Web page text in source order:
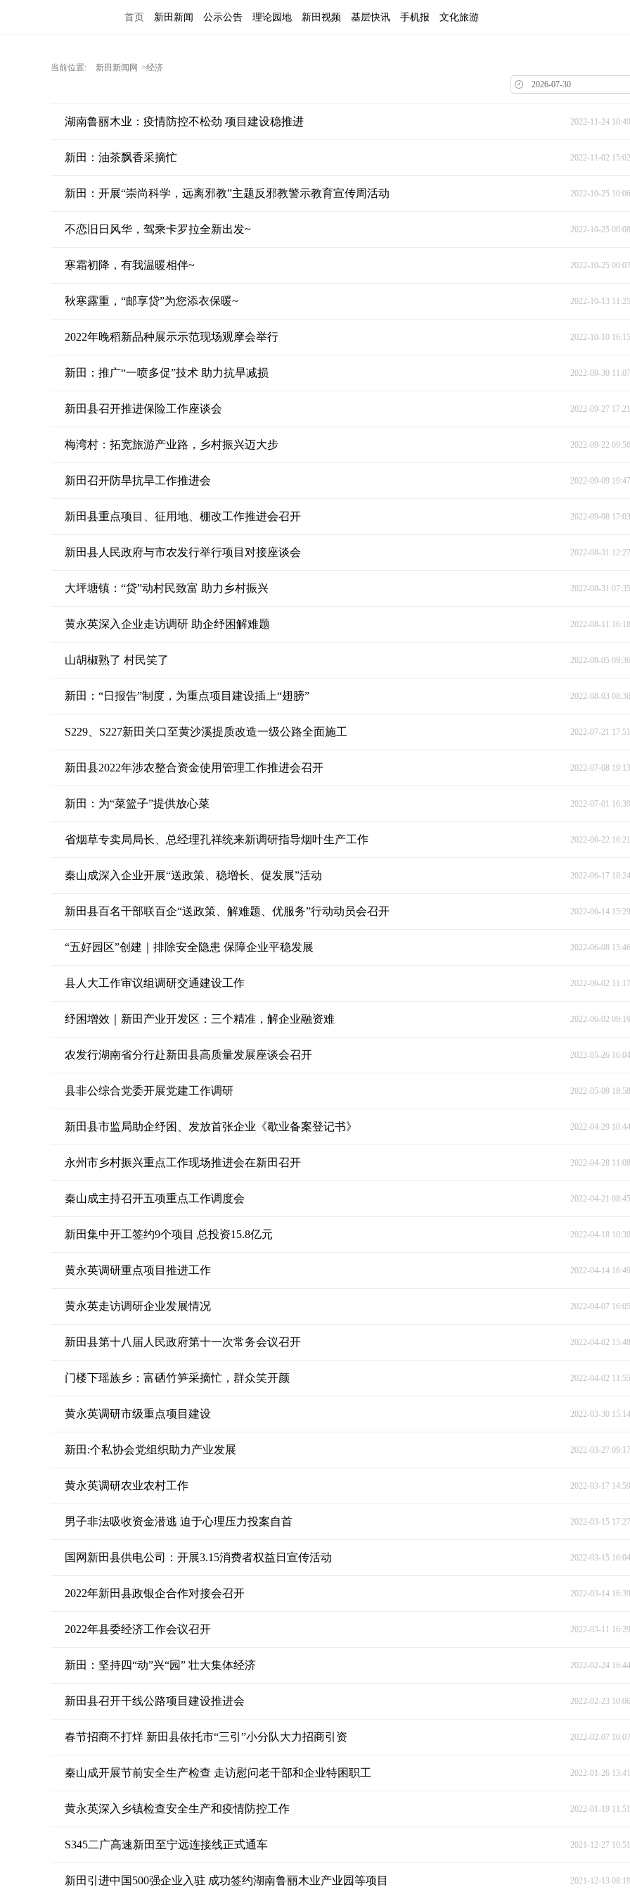
首页 新田新闻 公示公告 理论园地 新田视频 基层快讯 手机报 文化旅游
当前位置: 新田新闻网 >经济
湖南鲁丽木业：疫情防控不松劲 项目建设稳推进 2022-11-24
新田：油茶飘香采摘忙 2022-11-02
新田：开展“崇尚科学，远离邪教”主题反邪教警示教育宣传周活动 2022-10-25
不恋旧日风华，驾乘卡罗拉全新出发~ 2022-10-25
寒霜初降，有我温暖相伴~ 2022-10-25
秋寒露重，“邮享贷”为您添衣保暖~ 2022-10-13
2022年晚稻新品种展示示范现场观摩会举行 2022-10-10
新田：推广“一喷多促”技术 助力抗旱减损 2022-09-30
新田县召开推进保险工作座谈会 2022-09-27
梅湾村：拓宽旅游产业路，乡村振兴迈大步 2022-09-22
新田召开防旱抗旱工作推进会 2022-09-09
新田县重点项目、征用地、棚改工作推进会召开 2022-09-08
新田县人民政府与市农发行举行项目对接座谈会 2022-08-31
大坪塘镇：“贷”动村民致富 助力乡村振兴 2022-08-31
黄永英深入企业走访调研 助企纾困解难题 2022-08-11
山胡椒熟了 村民笑了 2022-08-05
新田：“日报告”制度，为重点项目建设插上“翅膀” 2022-08-03
S229、S227新田关口至黄沙溪提质改造一级公路全面施工 2022-07-21
新田县2022年涉农整合资金使用管理工作推进会召开 2022-07-08
新田：为“菜篮子”提供放心菜 2022-07-01
省烟草专卖局局长、总经理孔祥统来新调研指导烟叶生产工作 2022-06-22
秦山成深入企业开展“送政策、稳增长、促发展”活动 2022-06-17
新田县百名干部联百企“送政策、解难题、优服务”行动动员会召开 2022-06-14
“五好园区”创建｜排除安全隐患 保障企业平稳发展 2022-06-08
县人大工作审议组调研交通建设工作 2022-06-02
纾困增效｜新田产业开发区：三个精准，解企业融资难 2022-06-02
农发行湖南省分行赴新田县高质量发展座谈会召开 2022-05-26
县非公综合党委开展党建工作调研 2022-05-09
新田县市监局助企纾困、发放首张企业《歇业备案登记书》 2022-04-29
永州市乡村振兴重点工作现场推进会在新田召开 2022-04-28
秦山成主持召开五项重点工作调度会 2022-04-21
新田集中开工签约9个项目 总投资15.8亿元 2022-04-18
黄永英调研重点项目推进工作 2022-04-14
黄永英走访调研企业发展情况 2022-04-07
新田县第十八届人民政府第十一次常务会议召开 2022-04-02
门楼下瑶族乡：富硒竹笋采摘忙，群众笑开颜 2022-04-02
黄永英调研市级重点项目建设 2022-03-30
新田:个私协会党组织助力产业发展 2022-03-27
黄永英调研农业农村工作 2022-03-17
男子非法吸收资金潜逃 迫于心理压力投案自首 2022-03-15
国网新田县供电公司：开展3.15消费者权益日宣传活动 2022-03-15
2022年新田县政银企合作对接会召开 2022-03-14
2022年县委经济工作会议召开 2022-03-11
新田：坚持四“动”兴“园” 壮大集体经济 2022-02-24
新田县召开干线公路项目建设推进会 2022-02-23
春节招商不打烊 新田县依托市“三引”小分队大力招商引资 2022-02-07
秦山成开展节前安全生产检查 走访慰问老干部和企业特困职工 2022-01-26
黄永英深入乡镇检查安全生产和疫情防控工作 2022-01-19
S345二广高速新田至宁远连接线正式通车 2021-12-27
新田引进中国500强企业入驻 成功签约湖南鲁丽木业产业园等项目 2021-12-13